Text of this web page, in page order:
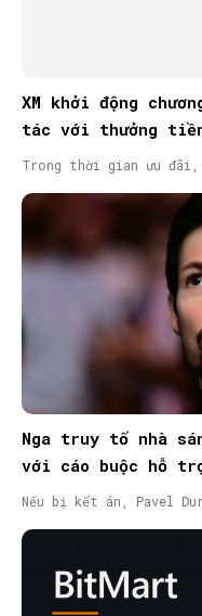
XM khởi động
tác với thưởng
Trong thời gian ưu
Nga truy tố nhà
với cáo buộc hỗ
nã quốc tế
Nếu bị kết án, Pavel